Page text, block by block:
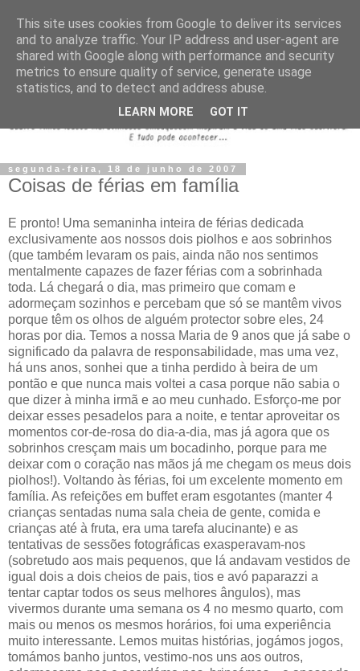
segunda-feira, 18 de junho de 2007
Coisas de férias em família
E pronto! Uma semaninha inteira de férias dedicada
exclusivamente aos nossos dois piolhos e aos sobrinhos
(que também levaram os pais, ainda não nos sentimos
mentalmente capazes de fazer férias com a sobrinhada
toda. Lá chegará o dia, mas primeiro que comam e
adormeçam sozinhos e percebam que só se mantêm vivos
porque têm os olhos de alguém protector sobre eles, 24
horas por dia. Temos a nossa Maria de 9 anos que já sabe o
significado da palavra de responsabilidade, mas uma vez,
há uns anos, sonhei que a tinha perdido à beira de um
pontão e que nunca mais voltei a casa porque não sabia o
que dizer à minha irmã e ao meu cunhado. Esforço-me por
deixar esses pesadelos para a noite, e tentar aproveitar os
momentos cor-de-rosa do dia-a-dia, mas já agora que os
sobrinhos cresçam mais um bocadinho, porque para me
deixar com o coração nas mãos já me chegam os meus dois
piolhos!). Voltando às férias, foi um excelente momento em
família. As refeições em buffet eram esgotantes (manter 4
crianças sentadas numa sala cheia de gente, comida e
crianças até à fruta, era uma tarefa alucinante) e as
tentativas de sessões fotográficas exasperavam-nos
(sobretudo aos mais pequenos, que lá andavam vestidos de
igual dois a dois cheios de pais, tios e avó paparazzi a
tentar captar todos os seus melhores ângulos), mas
vivermos durante uma semana os 4 no mesmo quarto, com
mais ou menos os mesmos horários, foi uma experiência
muito interessante. Lemos muitas histórias, jogámos jogos,
tomámos banho juntos, vestimo-nos uns aos outros,
This site uses cookies from Google to deliver its services
and to analyze traffic. Your IP address and user-agent are
shared with Google along with performance and security
metrics to ensure quality of service, generate usage
statistics, and to detect and address abuse.
LEARN MORE GOT IT